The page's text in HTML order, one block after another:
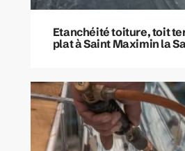
Etanchéité toiture, toit
plat à Saint Maximin la